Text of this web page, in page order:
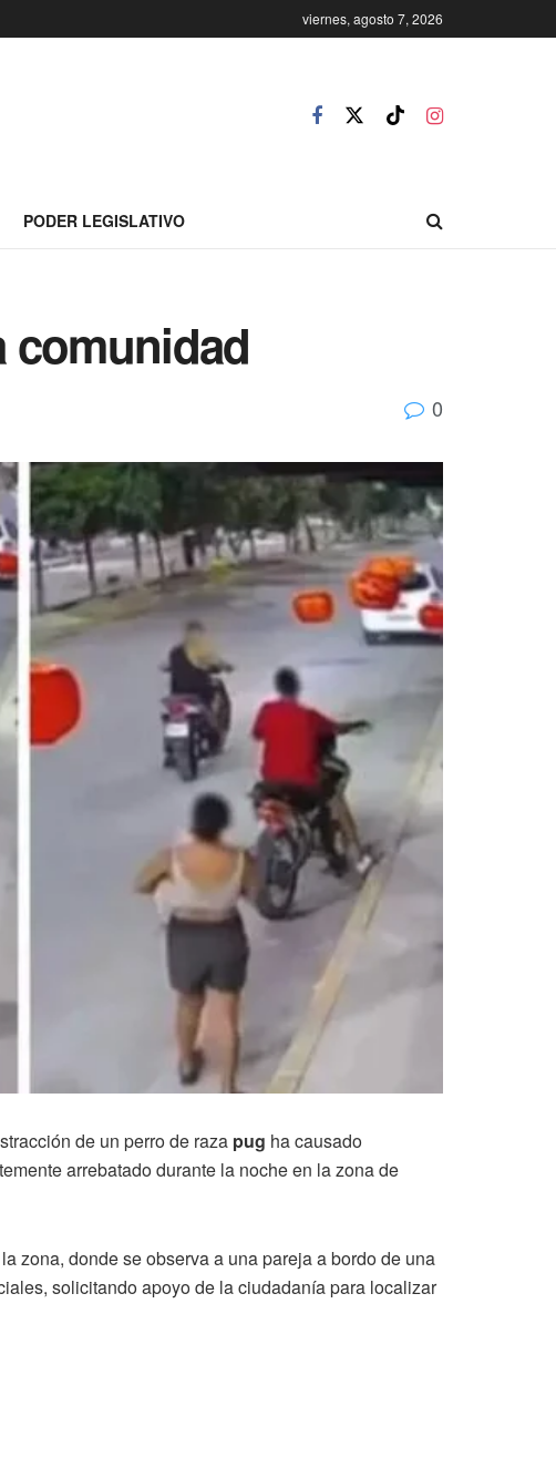
viernes, agosto 7, 2026
PODER LEGISLATIVO
comunidad
0
de un perro de raza pug ha causado
arrebatado durante la noche en la zona de
zona, donde se observa a una pareja a bordo de una
solicitando apoyo de la ciudadanía para localizar